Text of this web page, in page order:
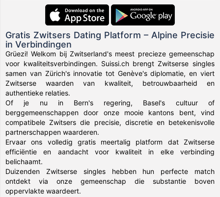
Gratis Zwitsers Dating Platform – Alpine Precisie
in Verbindingen
Grüezi! Welkom bij Zwitserland's meest precieze gemeenschap
voor kwaliteitsverbindingen. Suissi.ch brengt Zwitserse singles
samen van Zürich's innovatie tot Genève's diplomatie, en viert
Zwitserse waarden van kwaliteit, betrouwbaarheid en
authentieke relaties.
Of je nu in Bern's regering, Basel's cultuur of
berggemeenschappen door onze mooie kantons bent, vind
compatibele Zwitsers die precisie, discretie en betekenisvolle
partnerschappen waarderen.
Ervaar ons volledig gratis meertalig platform dat Zwitserse
efficiëntie en aandacht voor kwaliteit in elke verbinding
belichaamt.
Duizenden Zwitserse singles hebben hun perfecte match
ontdekt via onze gemeenschap die substantie boven
oppervlakte waardeert.